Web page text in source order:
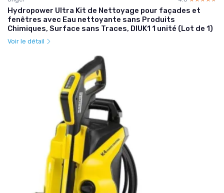
Hydropower Ultra Kit de Nettoyage pour façades et
fenêtres avec Eau nettoyante sans Produits
Chimiques, Surface sans Traces, DIUK1 1 unité (Lot de 1)
Voir le détail